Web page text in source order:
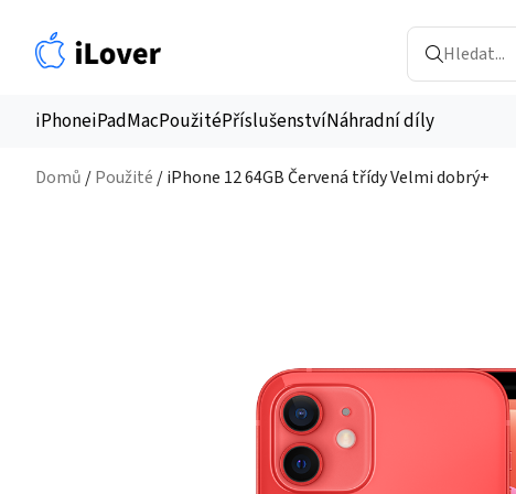
iPhoneiPadMacPoužitéPříslušenstvíNáhradní díly
Domů /Použité / iPhone 12 64GB Červená třídy Velmi dobrý+